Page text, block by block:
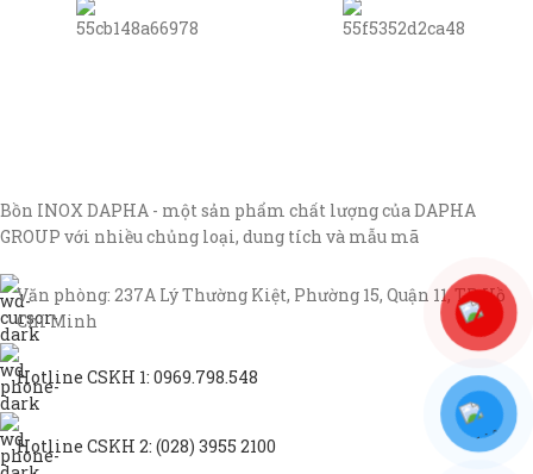
Bồn INOX DAPHA - một sản phẩm chất lượng của DAPHA
GROUP với nhiều chủng loại, dung tích và mẫu mã
Văn phòng: 237A Lý Thường Kiệt, Phường 15, Quận 11, TP Hồ
Chí Minh
Hotline CSKH 1: 0969.798.548
Hotline CSKH 2: (028) 3955 2100